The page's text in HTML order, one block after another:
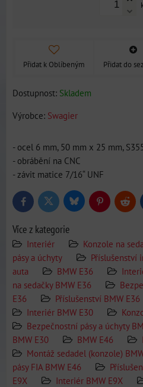
Přidat k Oblíbeným Přidat do
Dostupnost: Skladem
Výrobce: Swagier
- ocel 6 mm, 50 mm x 25 mm,
- obrábění na CNC
- závit matice 7/16“ UNF
FacebookTwitter BlueskyPinterestReddit
Více z kategorie
Interiér Konzole na
pásy a úchyty
Příslušenství
auta
BMW E36
na sedačky BMW E36
E36
Příslušenství BMW E36
Interiér BMW E30
Bezpečnostní pásy a úchyty
BMW E30
BMW E46
Montáž sedadel (konzole)
pásy FIA BMW E46
E9X
Interiér BMW E9X